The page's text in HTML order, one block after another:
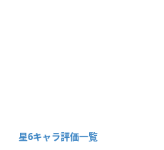
星6キャラ評価一覧